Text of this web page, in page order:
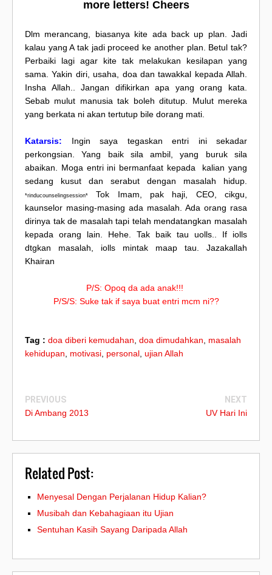
more letters! Cheers
Dlm merancang, biasanya kite ada back up plan. Jadi
kalau yang A tak jadi proceed ke another plan. Betul tak?
Perbaiki lagi agar kite tak melakukan kesilapan yang
sama. Yakin diri, usaha, doa dan tawakkal kepada Allah.
Insha Allah.. Jangan difikirkan apa yang orang kata.
Sebab mulut manusia tak boleh ditutup. Mulut mereka
yang berkata ni akan tertutup bile dorang mati.
Katarsis: Ingin saya tegaskan entri ini sekadar
perkongsian. Yang baik sila ambil, yang buruk sila
abaikan. Moga entri ini bermanfaat kepada kalian yang
sedang kusut dan serabut dengan masalah hidup.
*rinducounselingsession*
Tok Imam, pak haji, CEO, cikgu,
kaunselor masing-masing ada masalah. Ada orang rasa
dirinya tak de masalah tapi telah mendatangkan masalah
kepada orang lain. Hehe. Tak baik tau uolls.. If iolls
dtgkan masalah, iolls mintak maap tau. Jazakallah
Khairan
P/S: Opoq da ada anak!!!
P/S/S: Suke tak if saya buat entri mcm ni??
Tag : doa diberi kemudahan doa dimudahkan
masalah
kehidupan
motivasi personal ujian Allah
PREVIOUS
Di Ambang 2013
NEXT
UV Hari Ini
Related Post:
Menyesal Dengan Perjalanan Hidup Kalian?
Musibah dan Kebahagiaan itu Ujian
Sentuhan Kasih Sayang Daripada Allah